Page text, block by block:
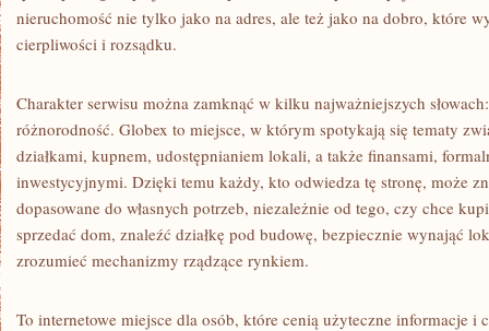
nieruchomość nie tylko jako na adres, ale też jako na dobro, które
cierpliwości i rozsądku.
Charakter serwisu można zamknąć w kilku najważniejszych
różnorodność. Globex to miejsce, w którym spotykają się tematy
działkami, kupnem, udostępnianiem lokali, a także finansami,
inwestycyjnymi. Dzięki temu każdy, kto odwiedza tę stronę, może
dopasowane do własnych potrzeb, niezależnie od tego, czy chce
sprzedać dom, znaleźć działkę pod budowę, bezpiecznie wynająć
zrozumieć mechanizmy rządzące rynkiem.
To internetowe miejsce dla osób, które cenią użyteczne informacje i